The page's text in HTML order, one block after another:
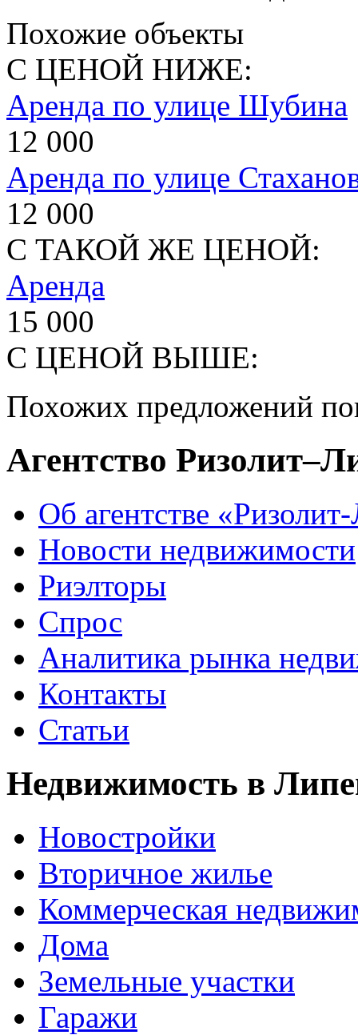
Похожие объекты
С ЦЕНОЙ НИЖЕ:
Аренда по улице Шубина
12 000
Аренда по улице
12 000
С ТАКОЙ ЖЕ ЦЕНОЙ:
Аренда
15 000
С ЦЕНОЙ ВЫШЕ:
Похожих предложений
Агентство
Об агентстве
Новости недвижимости
Риэлторы
Спрос
Аналитика рынка
Контакты
Статьи
Недвижимость в
Новостройки
Вторичное жилье
Коммерческая
Дома
Земельные участки
Гаражи